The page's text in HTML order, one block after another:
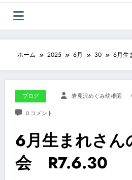
プ
ホーム 2025 6月 30 6月生
ブログ 岩見沢めぐみ幼稚園
0 コメント
6月生まれさん
会 R7.6.30